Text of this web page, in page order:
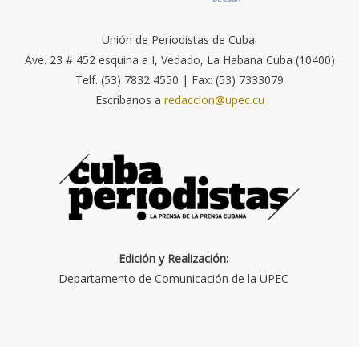
Unión de Periodistas de Cuba.
Ave. 23 # 452 esquina a I, Vedado, La Habana Cuba (10400)
Telf. (53) 7832 4550 | Fax: (53) 7333079
Escríbanos a redaccion@upec.cu
Edición y Realización:
Departamento de Comunicación de la UPEC